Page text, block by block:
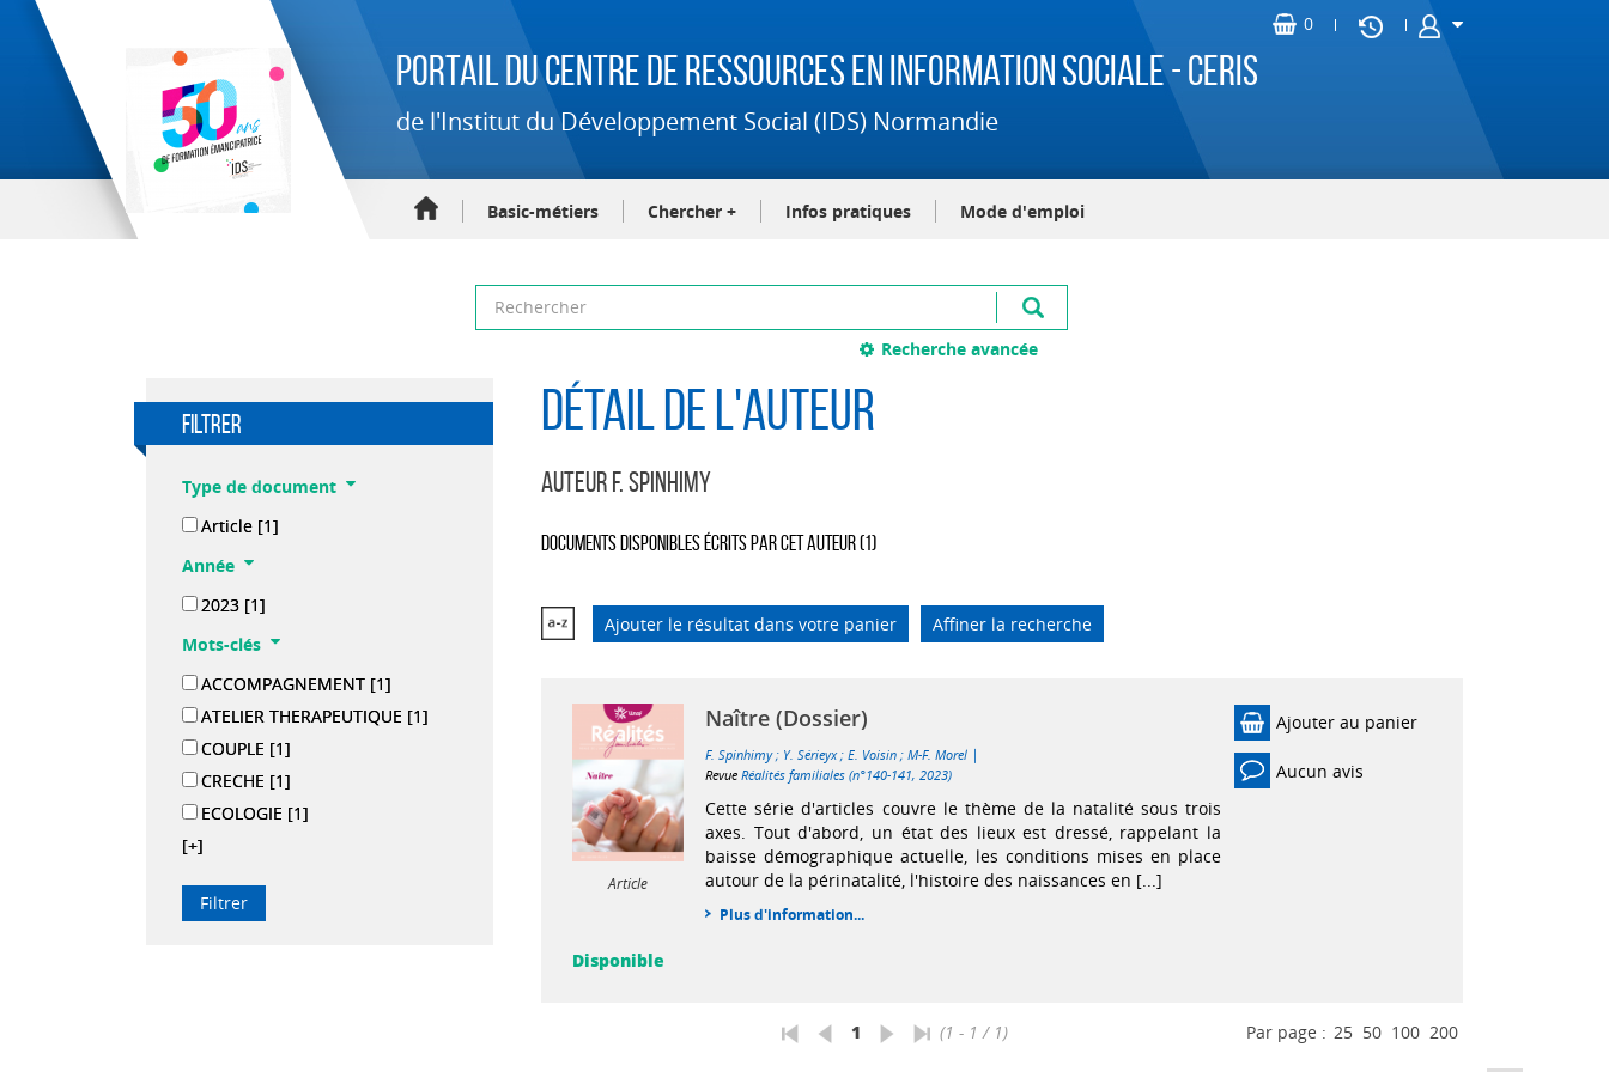
Portail du Centre de Ressources en Information Sociale - CERIS
de l'Institut du Développement Social (IDS) Normandie
Basic-métiers Chercher + Infos pratiques Mode d'emploi
Recherche avancée
filtrer
Type de document
Article [1]
Année
2023 [1]
Mots-clés
ACCOMPAGNEMENT [1]
ATELIER THERAPEUTIQUE [1]
COUPLE [1]
CRECHE [1]
ECOLOGIE [1]
[+]
Détail de l'auteur
Auteur F. Spinhimy
Documents disponibles écrits par cet auteur (1)
Ajouter le résultat dans votre panier Affiner la recherche
Article
Naître (Dossier)
F. Spinhimy; Y. Sérieyx;E. Voisin ;M-F. Morel |
RevueRéalités familiales (n°140-141, 2023)
Cette série d'articles couvre le thème de la natalité sous trois
axes. Tout d'abord, un état des lieux est dressé, rappelant la
baisse démographique actuelle, les conditions mises en place
autour de la périnatalité, l'histoire des naissances en [...]
Plus d'information...
Ajouter au panier
Aucun avis
Disponible
1 (1 - 1 / 1) Par page : 25 50 100 200